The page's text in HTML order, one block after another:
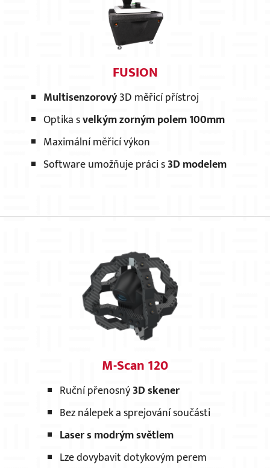
FUSION
Multisenzorový3D měřicí přístroj
Optika svelkým zorným polem 100mm
Maximální měřicí výkon
Software umožňuje práci s3D modelem
M-Scan 120
Ruční přenosný3D skener
Bez nálepek a sprejování součásti
Laser s modrým světlem
Lze dovybavit dotykovým perem